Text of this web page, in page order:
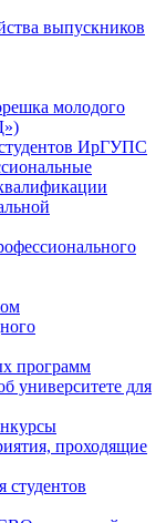
выпускников
молодого
ИрГУПС
программ
университете для
проходящие